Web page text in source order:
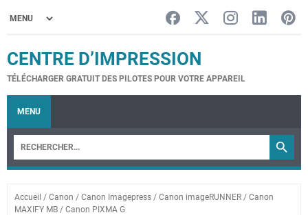
CENTRE D’IMPRESSION
TÉLÉCHARGER GRATUIT DES PILOTES POUR VOTRE APPAREIL
MENU
Accueil / Canon / Canon Imagepress / Canon imageRUNNER / Canon
MAXIFY MB / Canon PIXMA G